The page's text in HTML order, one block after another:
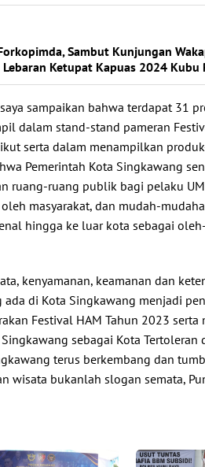
Sambut Kunjungan
Lebaran Ketupat Kapuas 2024 Kubu
sampaikan bahwa terdapat 31
dalam stand-stand pameran
serta dalam menampilkan
Pemerintah Kota Singkawang
ruang-ruang publik bagi pelaku
masyarakat, dan mudah-
hingga ke luar kota sebagai
kenyamanan, keamanan dan
di Kota Singkawang menjadi
Festival HAM Tahun 2023 serta
sebagai Kota Tertoleran
terus berkembang dan
wisata bukanlah slogan semata,